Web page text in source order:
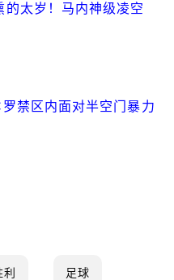
太岁！马内神级凌空
禁区内面对半空门暴力
利 足球